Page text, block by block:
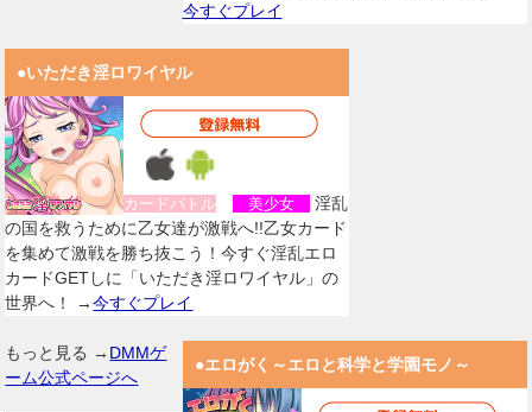
今すぐプレイ
●いただき淫ロワイヤル
カードバトル 美少女
淫乱
の国を救うために乙女達が激戦へ!!乙女カード
を集めて激戦を勝ち抜こう！今すぐ淫乱エロ
カードGETしに「いただき淫ロワイヤル」の
世界へ！ →今すぐプレイ
●エロがく～エロと科学と学園モノ～
もっと見る → DMMゲ
ーム公式ページへ